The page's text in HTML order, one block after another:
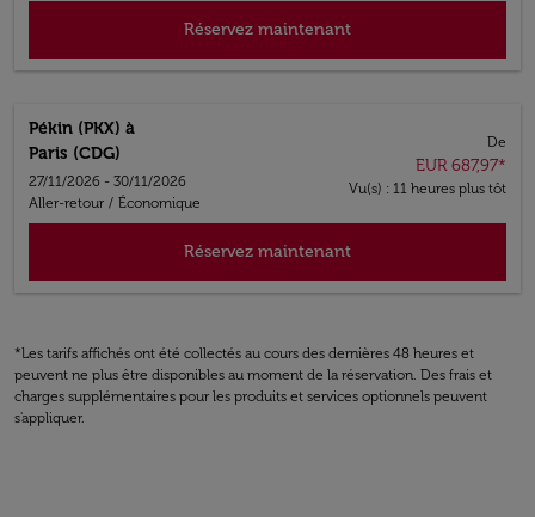
Réservez maintenant
Pékin (PKX) à
Paris (CDG)
27/11/2026 - 30/11/2026
Aller-retour / Économique
De
EUR 687,97*
Vu(s) : 11 heures plus tôt
Réservez maintenant
*Les tarifs affichés ont été collectés au cours des dernières 48 heures et
peuvent ne plus être disponibles au moment de la réservation. Des frais et
charges supplémentaires pour les produits et services optionnels peuvent
s'appliquer.